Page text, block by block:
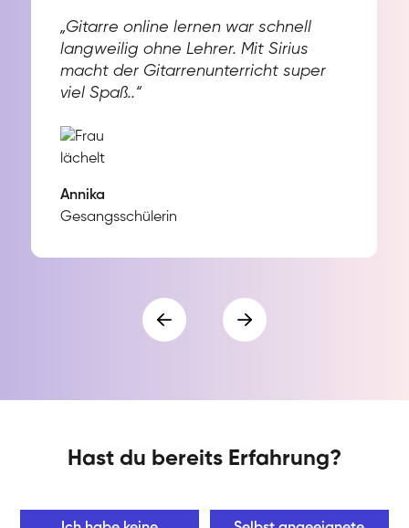
„Gitarre online lernen war schnell
langweilig ohne Lehrer. Mit Sirius
macht der Gitarrenunterricht super
viel Spaß..“
Annika
Gesangsschülerin
Hast du bereits Erfahrung?